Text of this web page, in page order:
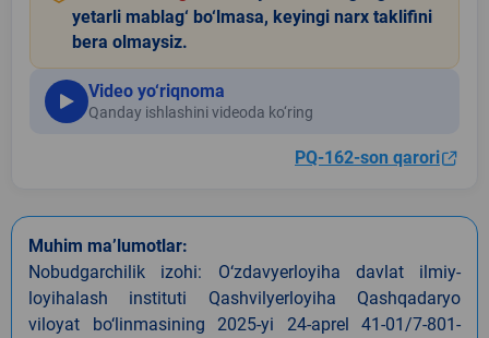
yetarli mablag‘ bo‘lmasa, keyingi narx taklifini
bera olmaysiz.
Video yo‘riqnoma
Qanday ishlashini videoda ko‘ring
PQ-162-son qarori
Muhim ma’lumotlar:
Nobudgarchilik izohi: O‘zdavyerloyiha davlat ilmiy-
loyihalash instituti Qashvilyerloyiha Qashqadaryo
viloyat bo‘linmasining 2025-yi 24-aprel 41-01/7-801-